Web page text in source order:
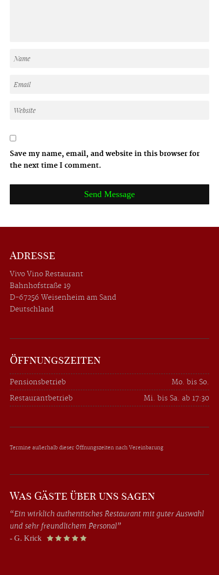
Save my name, email, and website in this browser for
the next time I comment.
Adresse
Vivo Vino Restaurant
Bahnhofstraße 19
D-67256 Weisenheim am Sand
Deutschland
Öffnungszeiten
Pensionsbetrieb
Mo. bis So.
Restaurantbetrieb
Mi. bis Sa. ab 17:30
Termine außerhalb dieser Öffnungszeiten nach Vereinbarung
Was Gäste über uns sagen
“Ein wirklich authentisches Restaurant mit guter Auswahl
und sehr freundlichem Personal”
- G. Krick     